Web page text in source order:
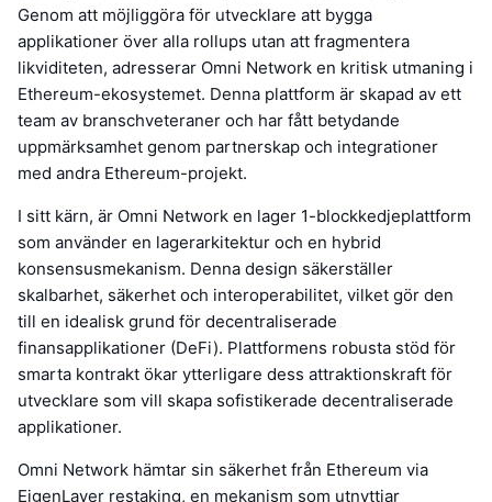
Genom att möjliggöra för utvecklare att bygga
applikationer över alla rollups utan att fragmentera
likviditeten, adresserar Omni Network en kritisk utmaning i
Ethereum-ekosystemet. Denna plattform är skapad av ett
team av branschveteraner och har fått betydande
uppmärksamhet genom partnerskap och integrationer
med andra Ethereum-projekt.
I sitt kärn, är Omni Network en lager 1-blockkedjeplattform
som använder en lagerarkitektur och en hybrid
konsensusmekanism. Denna design säkerställer
skalbarhet, säkerhet och interoperabilitet, vilket gör den
till en idealisk grund för decentraliserade
finansapplikationer (DeFi). Plattformens robusta stöd för
smarta kontrakt ökar ytterligare dess attraktionskraft för
utvecklare som vill skapa sofistikerade decentraliserade
applikationer.
Omni Network hämtar sin säkerhet från Ethereum via
EigenLayer restaking, en mekanism som utnyttjar